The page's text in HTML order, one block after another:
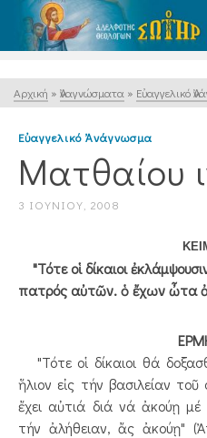
Αρχική » Ἀναγνώσματα » Εὐαγγελικό
Εὐαγγελικό Ἀνάγνωσμα
Ματθαίου
3 ΙΟΥΝΊΟΥ, 2008
"Τότε οἱ δίκαιοι
πατρός αὐτῶν. ὁ ἔχων ὦτα
"Τότε οἱ δίκαιοι θά
ἥλιον εἰς τήν βασιλείαν
ἔχει αὐτιά διά νά ἀκούῃ μέ
τήν ἀλήθειαν, ἄς ἀκούῃ"